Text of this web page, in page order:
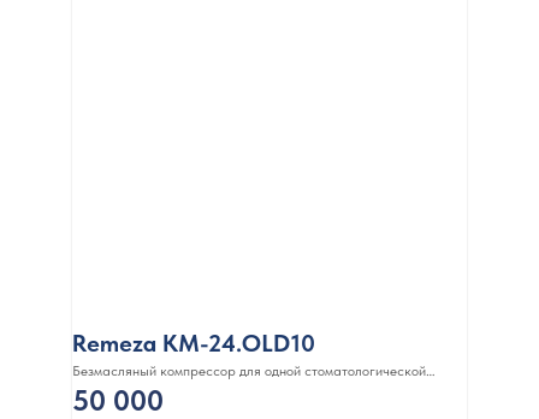
Remeza КМ-24.OLD10
Безмасляный компрессор для одной стоматологической
установки, без осушителя, с ресивером 24 л, 70 л/мин
50 000